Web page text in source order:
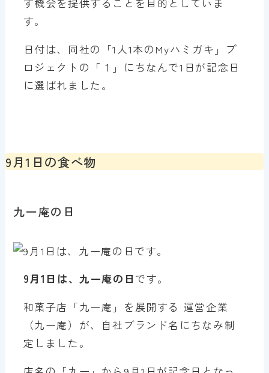
す。
日付は、同社の「1人1本のMyハミガキ」プ
ロジェクトの「１」にちなんで1日が記念日
に選ばれました。
9月1日の食べ物
九一庵の日
9月1日は、九一庵の日 です。
和菓子店「九一庵」を展開する 運営企業
（九一庵）が、自社ブランド名にちなみ制
定しました。